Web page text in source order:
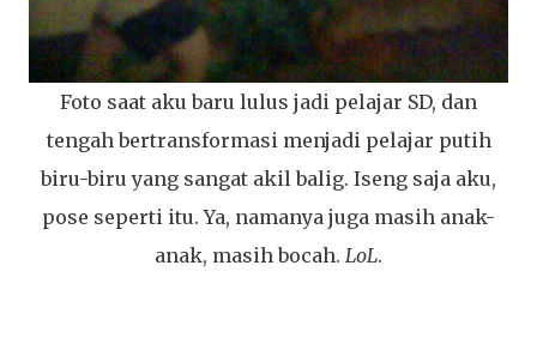
Foto saat aku baru lulus jadi pelajar SD, dan
tengah bertransformasi menjadi pelajar putih
biru-biru yang sangat akil balig. Iseng saja aku,
pose seperti itu. Ya, namanya juga masih anak-
anak, masih bocah. LoL.